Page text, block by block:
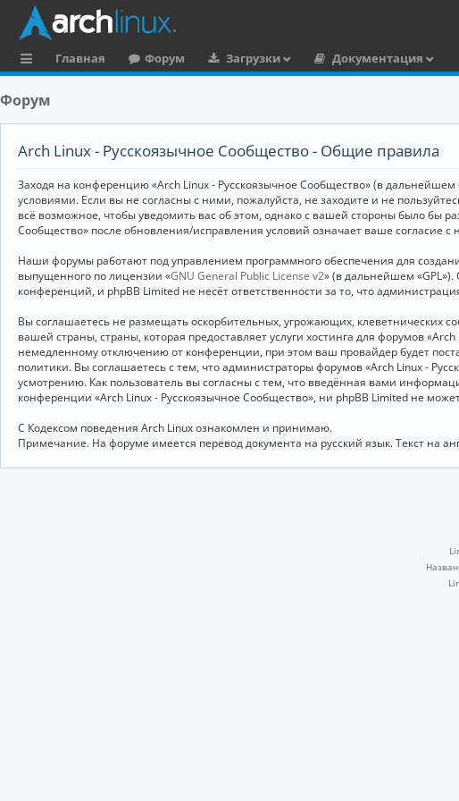
ы
и
Главная Форум Загрузки
Документация
Форум
Arch Linux - Русскоязычное Сообщество - Общие правила
Заходя на конференцию «Arch Linux - Русскоязычное Сообщество» (в
условиями. Если вы не согласны с ними, пожалуйста, не заходите и не
всё возможное, чтобы уведомить вас об этом, однако с вашей стороны было бы
Сообщество» после обновления/исправления условий означает ваше согласие с
Наши форумы работают под управлением программного обеспечения для
выпущенного по лицензии «GNU General Public License v2» (в дальнейшем
конференций, и phpBB Limited не несёт ответственности за то, что
Вы соглашаетесь не размещать оскорбительных, угрожающих,
вашей страны, страны, которая предоставляет услуги хостинга для форумов
немедленному отключению от конференции, при этом ваш провайдер будет
политики. Вы соглашаетесь с тем, что администраторы форумов «Arch Linux -
усмотрению. Как пользователь вы согласны с тем, что введённая вами
конференции «Arch Linux - Русскоязычное Сообщество», ни phpBB Limited не
С Кодексом поведения Arch Linux ознакомлен и принимаю.
Примечание. На форуме имеется перевод документа на русский язык. Текст на